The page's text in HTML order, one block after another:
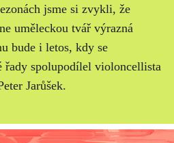
jsme si zvykli, že
uměleckou tvář výrazná
bude i letos, kdy se
řady spolupodílel violoncellista
Jarůšek.